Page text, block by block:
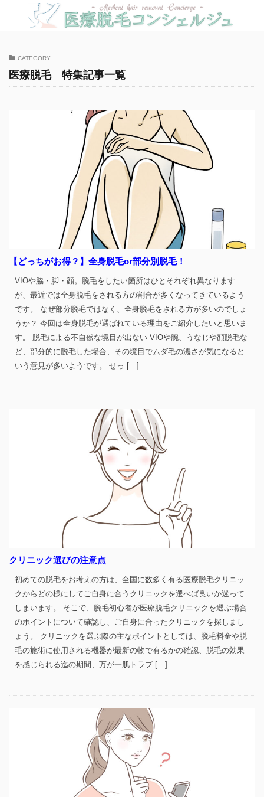
CATEGORY
医療脱毛 特集記事一覧
【どっちがお得？】全身脱毛or部分別脱毛！
VIOや脇・脚・顔。脱毛をしたい箇所はひとそれぞれ異なります
が、最近では全身脱毛をされる方の割合が多くなってきているよう
です。 なぜ部分脱毛ではなく、全身脱毛をされる方が多いのでしょ
うか？ 今回は全身脱毛が選ばれている理由をご紹介したいと思いま
す。 脱毛による不自然な境目が出ない VIOや腕、うなじや顔脱毛な
ど、部分的に脱毛した場合、その境目でムダ毛の濃さが気になると
いう意見が多いようです。 せっ […]
クリニック選びの注意点
初めての脱毛をお考えの方は、全国に数多く有る医療脱毛クリニッ
クからどの様にしてご自身に合うクリニックを選べば良いか迷って
しまいます。 そこで、脱毛初心者が医療脱毛クリニックを選ぶ場合
のポイントについて確認し、ご自身に合ったクリニックを探しまし
ょう。 クリニックを選ぶ際の主なポイントとしては、脱毛料金や脱
毛の施術に使用される機器が最新の物で有るかの確認、脱毛の効果
を感じられる迄の期間、万が一肌トラブ […]